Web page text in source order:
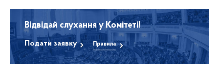
Відвідай слухання у Комітеті!
Подати заявку Правила